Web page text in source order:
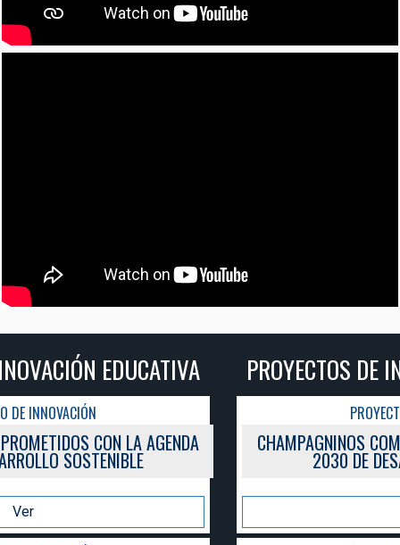
PROYECTOS DE INNOVACIÓN EDUCATIVA
CHAMPAGNINOS COMPROMETIDOS CON LA AGENDA
2030 DE DESARROLLO SOSTENIBLE